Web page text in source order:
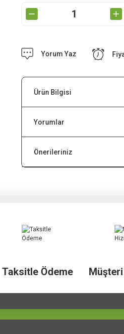
Yorum Yaz
Ürün Bilgisi
Yorumlar
Önerileriniz
Taksitle Ödeme